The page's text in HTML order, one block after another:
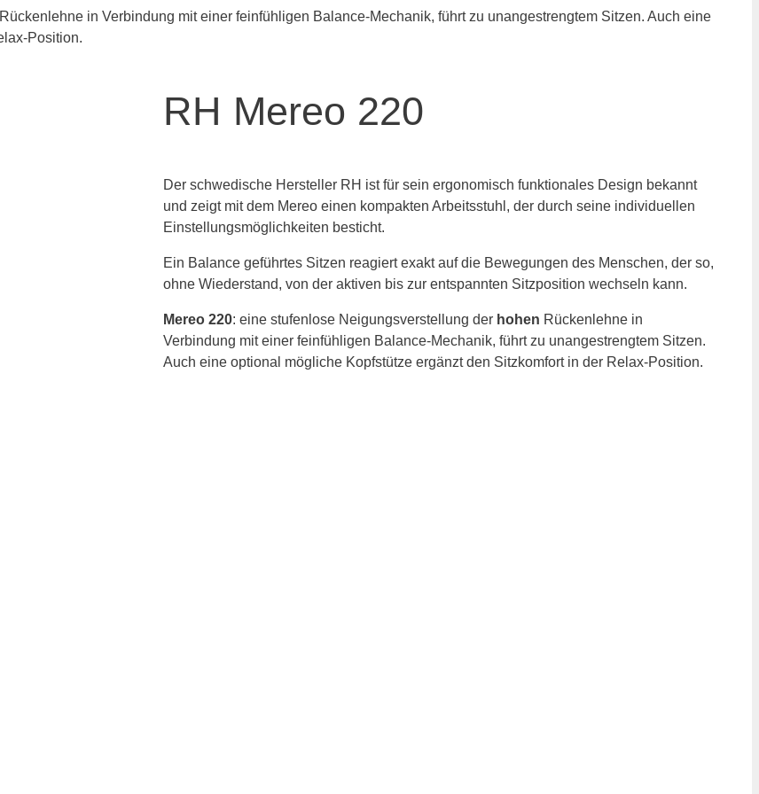
RH Mereo 220
Der schwedische Hersteller RH ist für sein ergonomisch funktionales Design bekannt
und zeigt mit dem Mereo einen kompakten Arbeitsstuhl, der durch seine individuellen
Einstellungsmöglichkeiten besticht.
Ein Balance geführtes Sitzen reagiert exakt auf die Bewegungen des Menschen, der so,
ohne Wiederstand, von der aktiven bis zur entspannten Sitzposition wechseln kann.
Mereo 220: eine stufenlose Neigungsverstellung der hohen Rückenlehne in
Verbindung mit einer feinfühligen Balance-Mechanik, führt zu unangestrengtem Sitzen.
Auch eine optional mögliche Kopfstütze ergänzt den Sitzkomfort in der Relax-Position.